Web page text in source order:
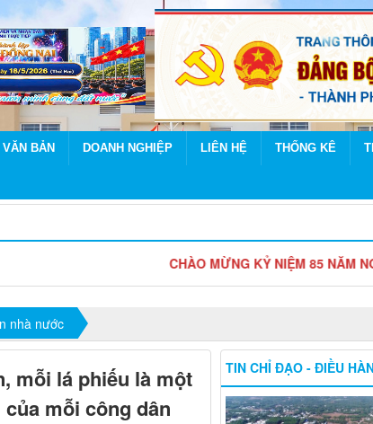
VĂN BẢN DOANH NGHIỆP LIÊN HỆ THỐNG KÊ
CHÀO MỪNG KỶ NIỆM 85 NĂM NGÀY
nhà nước
mỗi lá phiếu là một
mỗi công dân
TIN CHỈ ĐẠO - ĐIỀU